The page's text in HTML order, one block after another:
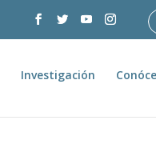
Investigación